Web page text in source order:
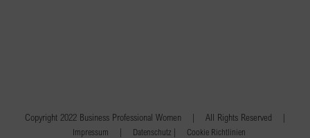
Copyright 2022 Business Professional Women | All Rights Reserved |
Impressum | Datenschutz | Cookie Richtlinien